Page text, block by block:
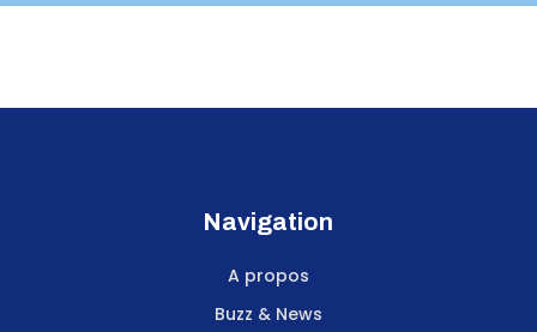
Navigation
A propos
Buzz & News